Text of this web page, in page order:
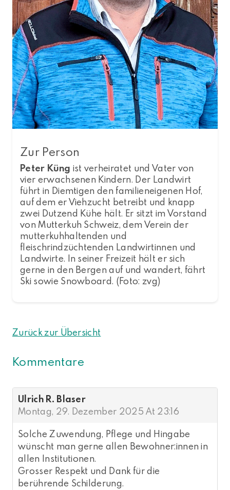
Zur Person
Peter Küng ist verheiratet und Vater von
vier erwachsenen Kindern. Der Landwirt
führt in Diemtigen den familieneigenen Hof,
auf dem er Viehzucht betreibt und knapp
zwei Dutzend Kühe hält. Er sitzt im Vorstand
von Mutterkuh Schweiz, dem Verein der
mutterkuhhaltenden und
fleischrindzüchtenden Landwirtinnen und
Landwirte. In seiner Freizeit hält er sich
gerne in den Bergen auf und wandert, fährt
Ski sowie Snowboard. (Foto: zvg)
Zurück zur Übersicht
Kommentare
Ulrich R. Blaser
Montag, 29. Dezember 2025 At 23:16
Solche Zuwendung, Pflege und Hingabe
wünscht man gerne allen Bewohner:innen in
allen Institutionen.
Grosser Respekt und Dank für die
berührende Schilderung.